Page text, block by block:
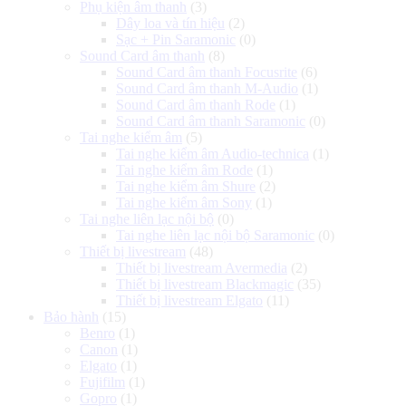
Phụ kiện âm thanh
(3)
Dây loa và tín hiệu
(2)
Sạc + Pin Saramonic (0)
Sound Card âm thanh
(8)
Sound Card âm thanh Focusrite (6)
Sound Card âm thanh M-Audio (1)
Sound Card âm thanh Rode (1)
Sound Card âm thanh Saramonic (0)
Tai nghe kiểm âm (5)
Tai nghe kiểm âm Audio-technica (1)
Tai nghe kiểm âm Rode (1)
Tai nghe kiểm âm Shure (2)
Tai nghe kiểm âm Sony (1)
Tai nghe liên lạc nội bộ (0)
Tai nghe liên lạc nội bộ Saramonic (0)
Thiết bị livestream (48)
Thiết bị livestream Avermedia (2)
Thiết bị livestream Blackmagic (35)
Thiết bị livestream Elgato (11)
Bảo hành
(15)
Benro (1)
Canon
(1)
Elgato (1)
Fujifilm (1)
Gopro (1)